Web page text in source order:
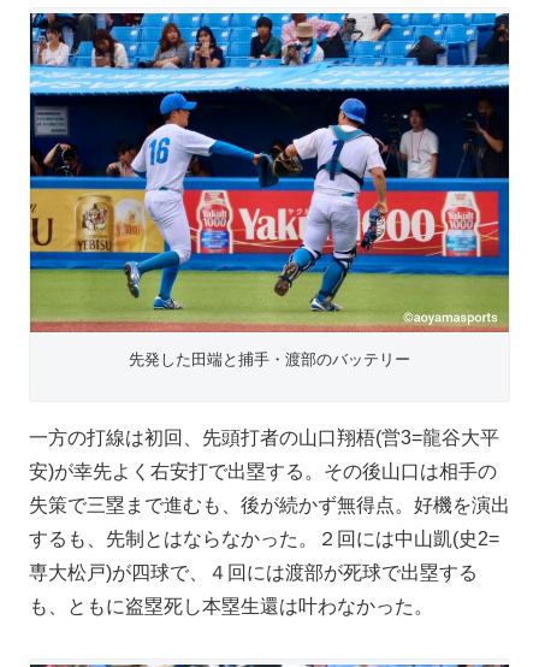
先発した田端と捕手・渡部のバッテリー
一方の打線は初回、先頭打者の山口翔梧(営3=龍谷大平
安)が幸先よく右安打で出塁する。その後山口は相手の
失策で三塁まで進むも、後が続かず無得点。好機を演出
するも、先制とはならなかった。２回には中山凱(史2=
専大松戸)が四球で、４回には渡部が死球で出塁する
も、ともに盗塁死し本塁生還は叶わなかった。